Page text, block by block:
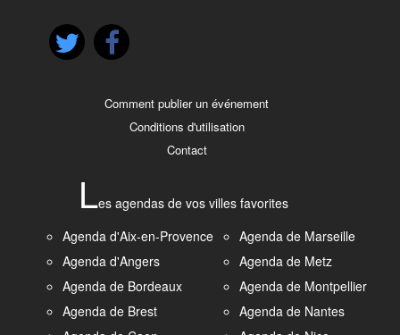
Comment publier un événement
Conditions d'utilisation
Contact
Les agendas de vos villes favorites
Agenda d'Aix-en-Provence
Agenda d'Angers
Agenda de Bordeaux
Agenda de Brest
Agenda de Marseille
Agenda de Metz
Agenda de Montpellier
Agenda de Nantes